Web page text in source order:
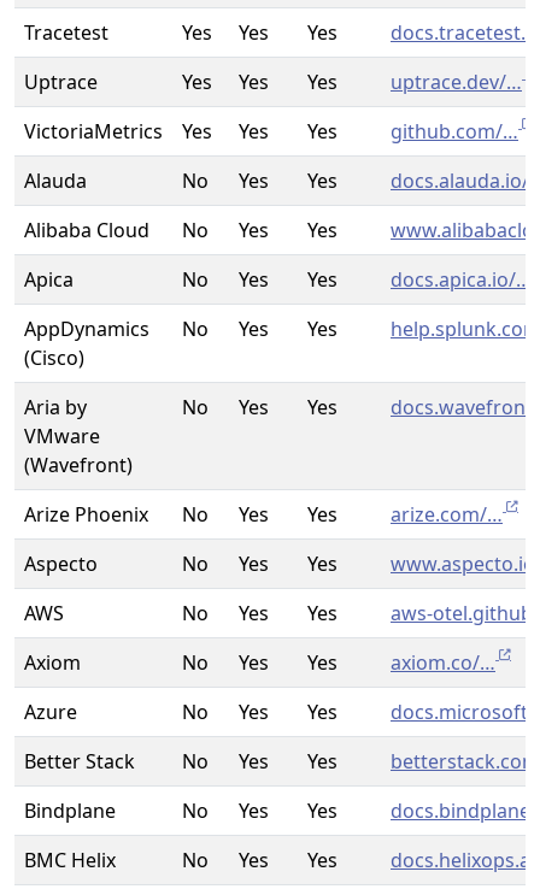
Tracetest
Yes Yes Yes
Uptrace
Yes Yes Yes
uptrace.dev/…
VictoriaMetrics
Yes Yes Yes
github.com/…
Alauda
No Yes Yes
docs.alauda.io/
Alibaba Cloud
No Yes Yes
Apica
No Yes Yes
docs.apica.io/…
AppDynamics
(Cisco)
No Yes Yes
Aria by
VMware
(Wavefront)
No Yes Yes
Arize Phoenix No Yes Yes
arize.com/…
Aspecto
No Yes Yes
www.aspecto.io
AWS
No Yes Yes
aws-
Axiom
No Yes Yes
axiom.co/…
Azure
No Yes Yes
Better Stack
No Yes Yes
Bindplane
No Yes Yes
BMC Helix
No Yes Yes